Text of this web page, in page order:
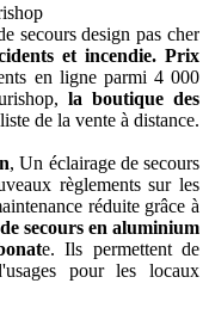
secours design pas cher
et incendie. Prix
en ligne parmi 4 000
la boutique des
de la vente à distance.
, Un éclairage de secours
règlements sur les
réduite grâce à
secours en aluminium
e.Ils permettent de
pour les locaux